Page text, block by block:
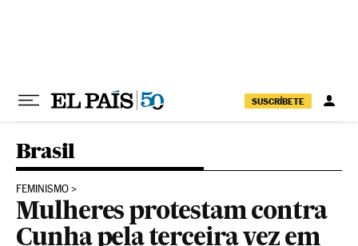
SUSCRÍBETE
Brasil
FEMINISMO
Mulheres protestam contra
Cunha pela terceira vez em